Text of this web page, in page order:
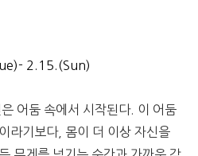
2.15.(Sun)
어둠 속에서 시작된다. 이 어둠
라기보다, 몸이 더 이상 자신을